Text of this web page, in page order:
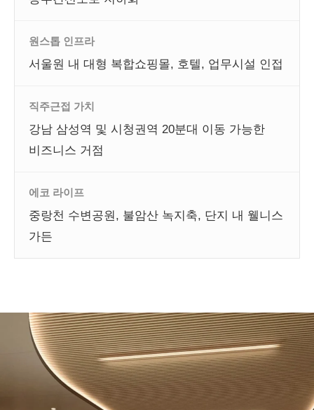
원스톱 인프라
서울원 내 대형 복합쇼핑몰, 호텔, 업무시설 인접
직주근접 가치
강남 삼성역 및 시청권역 20분대 이동 가능한
비즈니스 거점
에코 라이프
중랑천 수변공원, 불암산 녹지축, 단지 내 웰니스
가든